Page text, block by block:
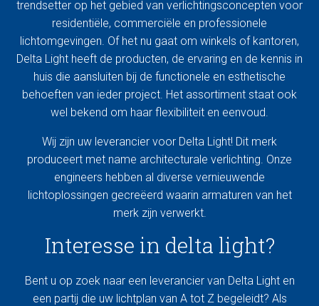
trendsetter op het gebied van verlichtingsconcepten voor
residentiële, commerciële en professionele
lichtomgevingen. Of het nu gaat om winkels of kantoren,
Delta Light heeft de producten, de ervaring en de kennis in
huis die aansluiten bij de functionele en esthetische
behoeften van ieder project. Het assortiment staat ook
wel bekend om haar flexibiliteit en eenvoud.
Wij zijn uw leverancier voor Delta Light! Dit merk
produceert met name architecturale verlichting. Onze
engineers hebben al diverse vernieuwende
lichtoplossingen gecreëerd waarin armaturen van het
merk zijn verwerkt.
Interesse in delta light?
Bent u op zoek naar een leverancier van Delta Light en
een partij die uw lichtplan van A tot Z begeleidt? Als